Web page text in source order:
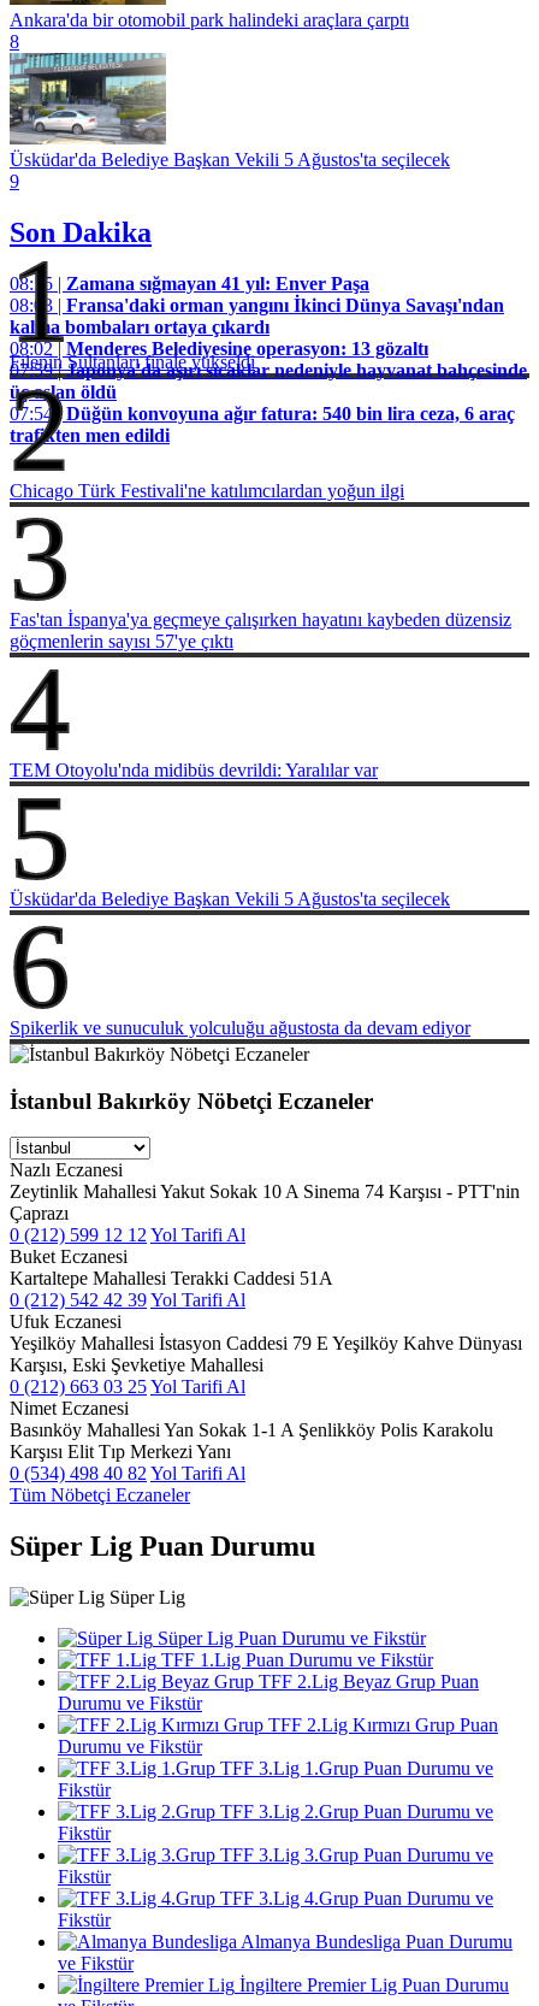
Ankara'da bir otomobil park halindeki araçlara çarptı
8
Üsküdar'da Belediye Başkan Vekili 5 Ağustos'ta seçilecek
9
Son Dakika
08:15 | Zamana sığmayan 41 yıl: Enver Paşa
08:03 | Fransa'daki orman yangını İkinci Dünya Savaşı'ndan
kalma bombaları ortaya çıkardı
08:02 |Menderes Belediyesine operasyon: 13 gözaltı
07:59 |Japonya'da aşırı sıcaklar nedeniyle hayvanat bahçesinde
üç aslan öldü
07:54 |Düğün konvoyuna ağır fatura: 540 bin lira ceza, 6 araç
trafikten men edildi
1
Filenin Sultanları finale yükseldi
2
Chicago Türk Festivali'ne katılımcılardan yoğun ilgi
3
Fas'tan İspanya'ya geçmeye çalışırken hayatını kaybeden düzensiz
göçmenlerin sayısı 57'ye çıktı
4
TEM Otoyolu'nda midibüs devrildi: Yaralılar var
5
Üsküdar'da Belediye Başkan Vekili 5 Ağustos'ta seçilecek
6
Spikerlik ve sunuculuk yolculuğu ağustosta da devam ediyor
İstanbul Bakırköy Nöbetçi Eczaneler
Nazlı Eczanesi
Zeytinlik Mahallesi Yakut Sokak 10 A Sinema 74 Karşısı - PTT'nin
Çaprazı
0 (212) 599 12 12 Yol Tarifi Al
Buket Eczanesi
Kartaltepe Mahallesi Terakki Caddesi 51A
0 (212) 542 42 39Yol Tarifi Al
Ufuk Eczanesi
Yeşilköy Mahallesi İstasyon Caddesi 79 E Yeşilköy Kahve Dünyası
Karşısı, Eski Şevketiye Mahallesi
0 (212) 663 03 25Yol Tarifi Al
Nimet Eczanesi
Basınköy Mahallesi Yan Sokak 1-1 A Şenlikköy Polis Karakolu
Karşısı Elit Tıp Merkezi Yanı
0 (534) 498 40 82 Yol Tarifi Al
Tüm Nöbetçi Eczaneler
Süper Lig Puan Durumu
Süper Lig
Süper Lig Puan Durumu ve Fikstür
TFF 1.Lig Puan Durumu ve Fikstür
TFF 2.Lig Beyaz Grup Puan
Durumu ve Fikstür
TFF 2.Lig Kırmızı Grup Puan
Durumu ve Fikstür
TFF 3.Lig 1.Grup Puan Durumu ve
Fikstür
TFF 3.Lig 2.Grup Puan Durumu ve
Fikstür
TFF 3.Lig 3.Grup Puan Durumu ve
Fikstür
TFF 3.Lig 4.Grup Puan Durumu ve
Fikstür
Almanya Bundesliga Puan Durumu
ve Fikstür
İngiltere Premier Lig Puan Durumu